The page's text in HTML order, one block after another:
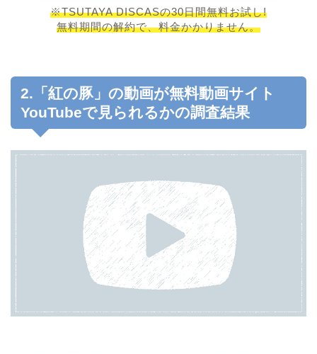
※TSUTAYA DISCASの30日間無料お試し!
無料期間の解約で、料金かかりません。
2.「紅の豚」の動画が無料動画サイト
YouTubeで見られるかの調査結果